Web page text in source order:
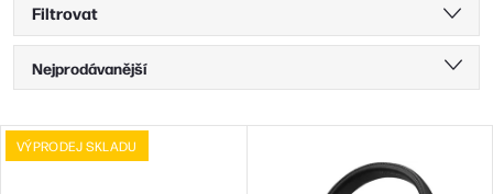
Filtrovat
Ř
a
z
e
Nejprodávanější
Nejdražší
V
VÝPRODEJ SKLADU